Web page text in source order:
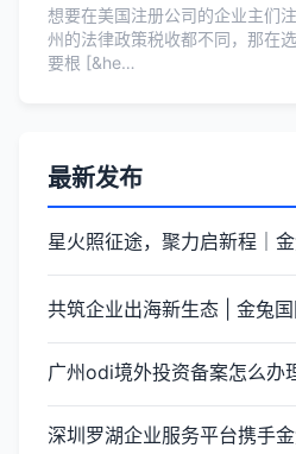
想要在美国注册公司的企业主们
州的法律政策税收都不同，那在
要根 [&he…
最新发布